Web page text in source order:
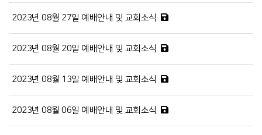
2023년 08월 27일 예배안내 및 교회소식
2023년 08월 20일 예배안내 및 교회소식
2023년 08월 13일 예배안내 및 교회소식
2023년 08월 06일 예배안내 및 교회소식